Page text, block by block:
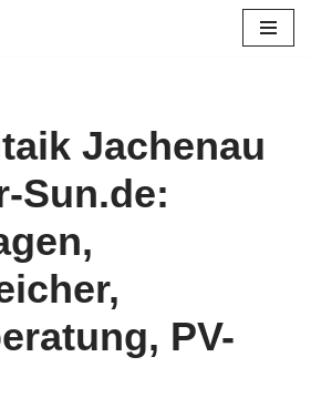
Jachenau
Sun.de:
PV-